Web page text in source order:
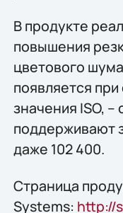
В продукте
повышения
цветового
появляется
значения ISO,
поддерживают
даже 102 400.
Страница
Systems: http://